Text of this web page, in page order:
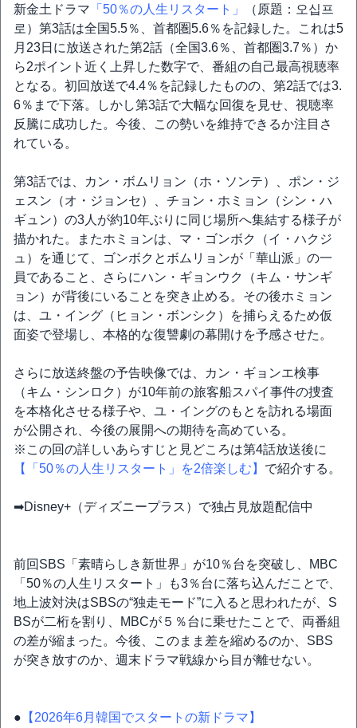
新金土ドラマ 「50％の人生リスタート」
（原題：오십프
로）第3話は全国5.5％、首都圏5.6％を記録した。これは5
月23日に放送された第2話（全国3.6％、首都圏3.7％）か
ら2ポイント近く上昇した数字で、番組の自己最高視聴率
となる。初回放送で4.4％を記録したものの、第2話では3.
6％まで下落。しかし第3話で大幅な回復を見せ、視聴率
反騰に成功した。今後、この勢いを維持できるか注目さ
れている。
第3話では、カン・ボムリョン（ホ・ソンテ）、ポン・ジ
ェスン（オ・ジョンセ）、チョン・ホミョン（シン・ハ
ギュン）の3人が約10年ぶりに同じ場所へ集結する様子が
描かれた。またホミョンは、マ・ゴンボク（イ・ハクジ
ュ）を通じて、ゴンボクとボムリョンが「華山派」の一
員であること、さらにハン・ギョンウク（キム・サンギ
ョン）が背後にいることを突き止める。その後ホミョン
は、ユ・イング（ヒョン・ボンシク）を捕らえるため仮
面姿で登場し、本格的な復讐劇の幕開けを予感させた。
さらに放送終盤の予告映像では、カン・ギョンエ検事
（キム・シンロク）が10年前の旅客船スパイ事件の捜査
を本格化させる様子や、ユ・イングのもとを訪れる場面
が公開され、今後の展開への期待を高めている。
※この回の詳しいあらすじと見どころは第4話放送後に
【「50％の人生リスタート」を2倍楽しむ】 で紹介する。
➡Disney+（ディズニープラス）で独占見放題配信中
前回SBS「素晴らしき新世界」が10％台を突破し、MBC
「50％の人生リスタート」も3％台に落ち込んだことで、
地上波対決はSBSの“独走モード”に入ると思われたが、S
BSが二桁を割り、MBCが５％台に乗せたことで、両番組
の差が縮まった。今後、このまま差を縮めるのか、SBS
が突き放すのか、週末ドラマ戦線から目が離せない。
● 【2026年6月韓国でスタートの新ドラマ】